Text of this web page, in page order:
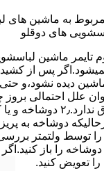
به ماشین های
های دوقلو
وﻟﻮم ﺗﺎﯾﻤﺮ ماشین
ﭘﺲ از
دﯾﺪه نشود،و
ﻋﻠﻞ احتمالی
داشته باشید:۱٫ ﭘﺮﯾﺰ ﺑﺮق
دوﺷﺎﺧﻪ ﺑﻪ
ﺗﻮﺳﻂ ولتمتر بررسی
دوشاخه را باز
ﺗﻌﻮﯾﺾ کنید.